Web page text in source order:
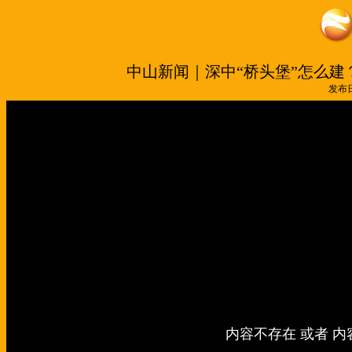
中山新闻｜深中“桥头堡”怎么
发布